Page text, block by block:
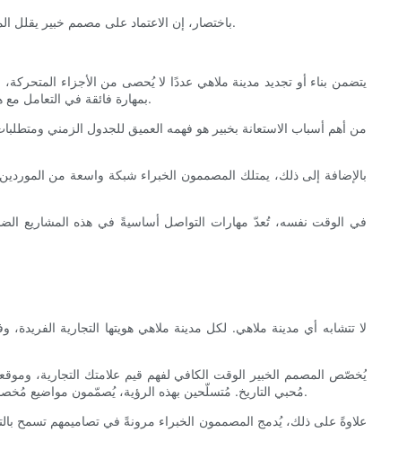
باختصار، إن الاعتماد على مصمم خبير يقلل المسؤولية بشكل كبير، ويضمن عمليات الموافقة على المشروع بشكل أكثر سلاسة، ويحمي في نهاية المطاف سلامة ورفاهية جميع من يزورون حديقتك.
يتضمن بناء أو تجديد مدينة ملاهي عددًا لا يُحصى من الأجزاء المتحركة،
بمهارة فائقة في التعامل مع هذا التعقيد، حيث يعمل كمنسق مركزي يجمع بين مختلف الجهات المعنية، بما في ذلك المقاولون، ومصنعو الألعاب، وفرق التسويق، والسلطات المحلية.
من أهم أسباب الاستعانة بخبير هو فهمه العميق للجدول الزمني
بالإضافة إلى ذلك، يمتلك المصممون الخبراء شبكة واسعة من
في الوقت نفسه، تُعدّ مهارات التواصل أساسيةً في هذه المشاريع
لا تتشابه أي مدينة ملاهي. لكل مدينة ملاهي هويتها التجارية
يُخصّص المصمم الخبير الوقت الكافي لفهم قيم علامتك التجارية،
مُحبي التاريخ. مُتسلّحين بهذه الرؤية، يُصمّمون مواضيع مُخصصة، ومفاهيم ألعاب، وخيارات ترفيهية، وتصاميم مكانية تُناسب عملاءك مُباشرةً. يُحسّن هذا النهج التصميمي المُركّز رضا الضيوف ويُعزز السمعة الطيبة.
علاوةً على ذلك، يُدمج المصممون الخبراء مرونةً في تصاميمهم تسمح